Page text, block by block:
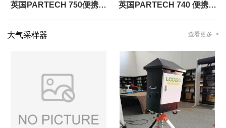
英国PARTECH 750便携式 英国PARTECH 740 便携式
大气采样器 查看更多 >